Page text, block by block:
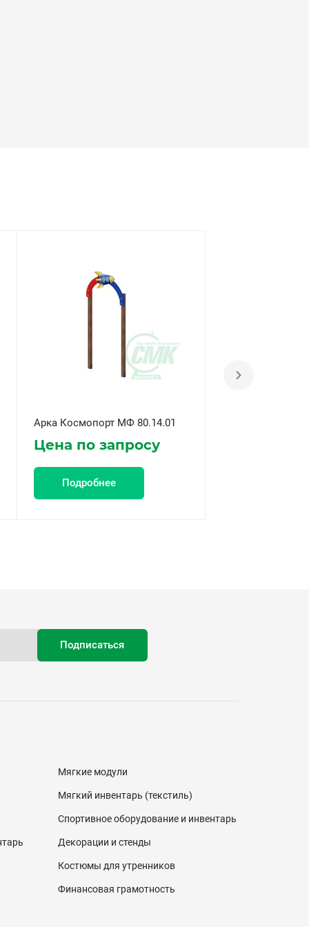
Арка Космопорт МФ 80.14.01
Цена по запросу
Подробнее
Мягкие модули
Мягкий инвентарь (текстиль)
Спортивное оборудование и инвентарь
Декорации и стенды
Костюмы для утренников
Финансовая грамотность